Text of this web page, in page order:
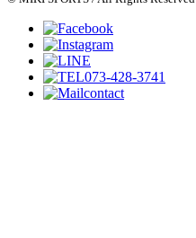
073-428-3741
contact